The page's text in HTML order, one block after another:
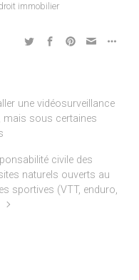
immobilier
une vidéosurveillance
mais sous certaines
civile des
naturels ouverts au
sportives (VTT, enduro,